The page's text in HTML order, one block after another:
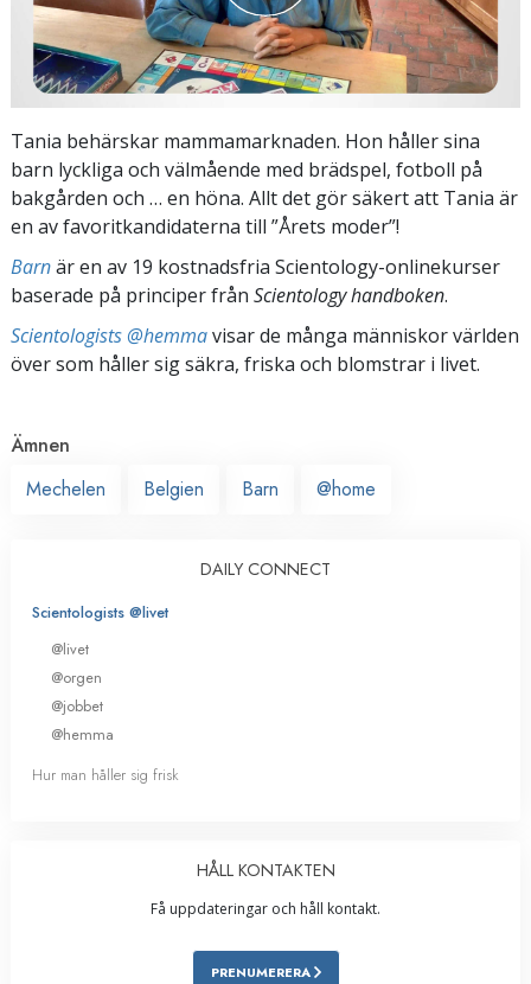
Tania behärskar mamma­marknaden. Hon håller sina
barn lyckliga och välmående med brädspel, fotboll på
bakgården och … en höna. Allt det gör säkert att Tania är
en av favoritkandidaterna till ”Årets moder”!
Barnär en av 19 kostnadsfria Scientology-onlinekurser
baserade på principer från Scientology handboken.
Scientologists @hemmavisar de många människor världen
över som håller sig säkra, friska och blomstrar i livet.
Ämnen
Mechelen
Belgien Barn @home
DAILY CONNECT
Scientologists @livet
@livet
@orgen
@jobbet
@hemma
Hur man håller sig frisk
HÅLL KONTAKTEN
Få uppdateringar och håll kontakt.
PRENUMERERA